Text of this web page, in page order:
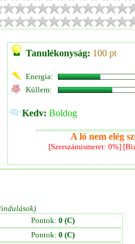
Tanulékonyság: 100 pt
Energia:
Küllem:
Kedv: Boldog
A ló nem elég
[Szerszámismeret: 0%]
indulások)
Pontok: 0 (C)
Pontok: 0 (C)